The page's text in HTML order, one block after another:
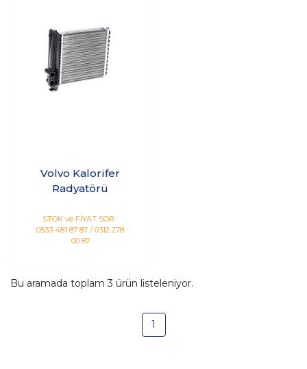
Volvo Kalorifer
Radyatörü
STOK ve FİYAT SOR :
0533 481 87 87 / 0312 278
00 87
Bu aramada toplam3 ürün listeleniyor.
1